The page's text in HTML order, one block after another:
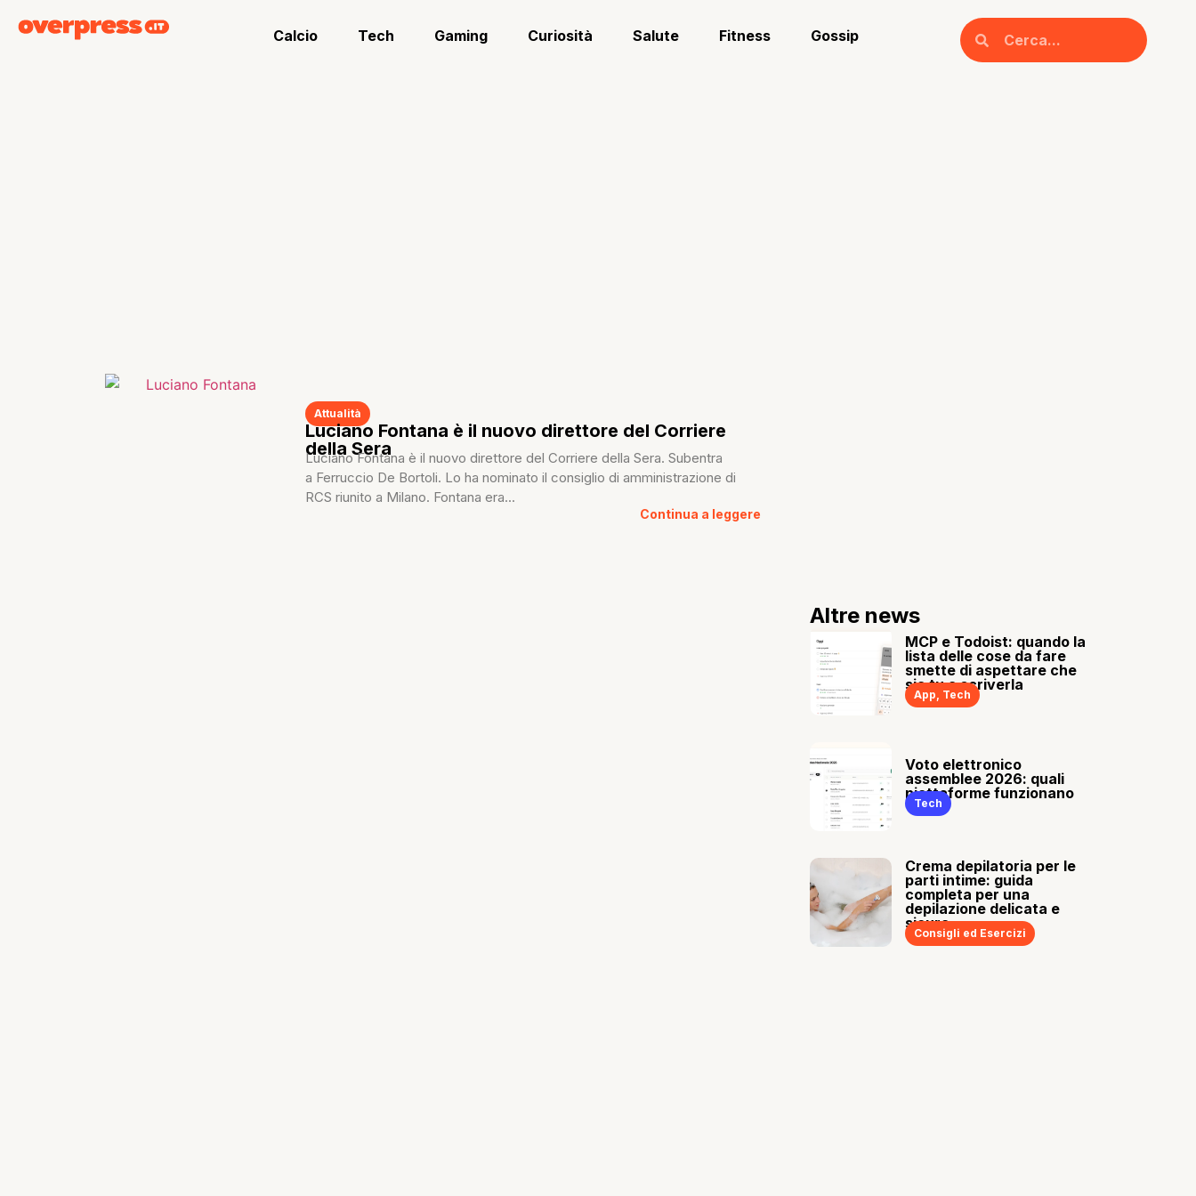
Calcio Tech Gaming Curiosità Salute Fitness Gossip
Attualità
Luciano Fontana è il nuovo direttore del Corriere
della Sera
Luciano Fontana è il nuovo direttore del Corriere della Sera. Subentra
a Ferruccio De Bortoli. Lo ha nominato il consiglio di amministrazione di
RCS riunito a Milano. Fontana era...
Continua a leggere
Altre news
MCP e Todoist: quando la
lista delle cose da fare
smette di aspettare che
sia tu a scriverla
App, Tech
Voto elettronico
assemblee 2026: quali
piattaforme funzionano
Tech
Crema depilatoria per le
parti intime: guida
completa per una
depilazione delicata e
sicura
Consigli ed Esercizi